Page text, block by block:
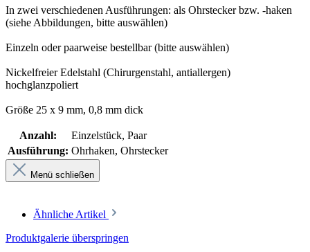
In zwei verschiedenen Ausführungen: als Ohrstecker bzw. -haken
(siehe Abbildungen, bitte auswählen)
Einzeln oder paarweise bestellbar (bitte auswählen)
Nickelfreier Edelstahl (Chirurgenstahl, antiallergen)
hochglanzpoliert
Größe 25 x 9 mm, 0,8 mm dick
Anzahl:
Einzelstück, Paar
Ausführung: Ohrhaken, Ohrstecker
Menü schließen
Ähnliche Artikel
Produktgalerie überspringen